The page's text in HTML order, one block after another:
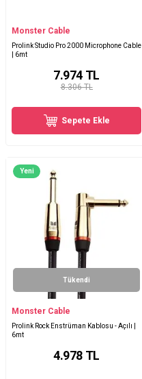
Monster Cable
Prolink Studio Pro 2000 Microphone Cable
| 6mt
8.306 TL
7.974 TL
Sepete Ekle
Yeni
Tükendi
Monster Cable
Prolink Rock Enstrüman Kablosu - Açılı |
6mt
4.978 TL